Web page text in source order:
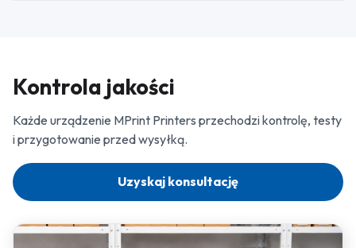
Kontrola jakości
Każde urządzenie MPrint Printers przechodzi kontrolę, testy
i przygotowanie przed wysyłką.
Uzyskaj konsultację